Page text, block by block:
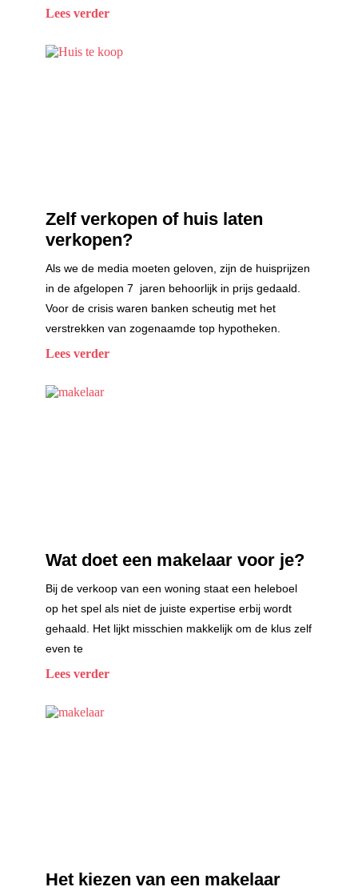
Lees verder
Zelf verkopen of huis laten
verkopen?
Als we de media moeten geloven, zijn de huisprijzen
in de afgelopen 7 jaren behoorlijk in prijs gedaald.
Voor de crisis waren banken scheutig met het
verstrekken van zogenaamde top hypotheken.
Lees verder
Wat doet een makelaar voor je?
Bij de verkoop van een woning staat een heleboel
op het spel als niet de juiste expertise erbij wordt
gehaald. Het lijkt misschien makkelijk om de klus zelf
even te
Lees verder
Het kiezen van een makelaar